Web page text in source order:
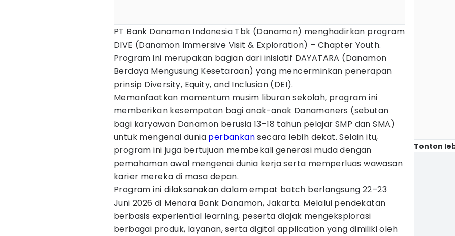
PT Bank Danamon Indonesia Tbk (Danamon) menghadirkan program
DIVE (Danamon Immersive Visit & Exploration) – Chapter Youth.
Program ini merupakan bagian dari inisiatif DAYATARA (Danamon
Berdaya Mengusung Kesetaraan) yang mencerminkan penerapan
prinsip Diversity, Equity, and Inclusion (DEI).
Memanfaatkan momentum musim liburan sekolah, program ini
memberikan kesempatan bagi anak-anak Danamoners (sebutan
bagi karyawan Danamon berusia 13–18 tahun pelajar SMP dan SMA)
untuk mengenal dunia perbankansecara lebih dekat. Selain itu,
program ini juga bertujuan membekali generasi muda dengan
pemahaman awal mengenai dunia kerja serta memperluas wawasan
karier mereka di masa depan.
Program ini dilaksanakan dalam empat batch berlangsung 22–23
Juni 2026 di Menara Bank Danamon, Jakarta. Melalui pendekatan
berbasis experiential learning, peserta diajak mengeksplorasi
berbagai produk, layanan, serta digital application yang dimiliki oleh
Tonton